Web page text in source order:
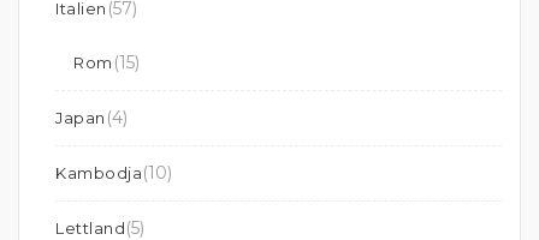
Italien (57)
Rom (15)
Japan (4)
Kambodja(10)
Lettland(5)